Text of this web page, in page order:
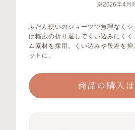
ふだん使いのショーツで無理なくシ
は幅広の折り返しでくい込みにく
ム素材を採用。くい込みや段差を
ットに。